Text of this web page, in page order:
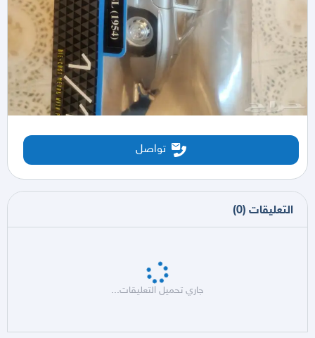
تواصل
التعليقات (
0
)
جاري تحميل التعليقات...